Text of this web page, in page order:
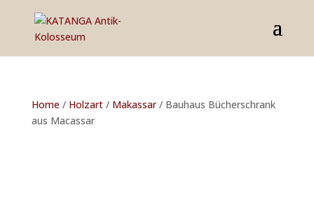
Home / Holzart/ Makassar/ Bauhaus Bücherschrank
aus Macassar